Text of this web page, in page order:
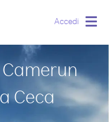
Accedi
Ceca